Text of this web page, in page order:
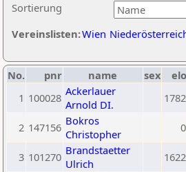
Sortierung
Vereinslisten:Wien
No. pnr name sex elo
1 100028 Ackerlauer
Arnold DI.
1782
2 147156 Bokros
Christopher
0
3 101270 Brandstaetter
Ulrich
1622